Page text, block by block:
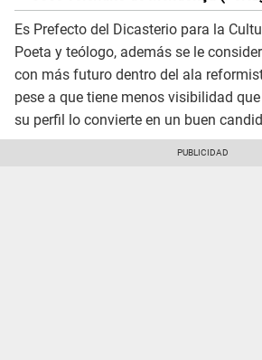
Es Prefecto del Dicasterio para la
Poeta y teólogo, además se le
con más futuro dentro del ala
pese a que tiene menos visibilidad
su perfil lo convierte en un buen